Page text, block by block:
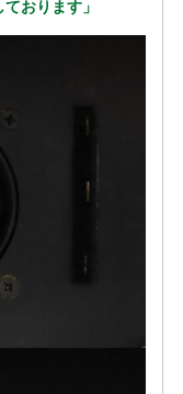
おります」